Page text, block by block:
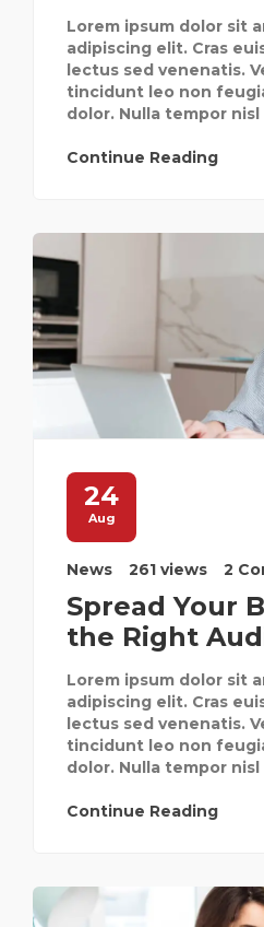
Lorem ipsum dolor sit
adipiscing elit. Cras
lectus sed venenatis.
tincidunt leo non
dolor. Nulla tempor nisl
Continue Reading
24
Aug
News 261 views 2
Spread Your
the Right
Lorem ipsum dolor sit
adipiscing elit. Cras
lectus sed venenatis.
tincidunt leo non
dolor. Nulla tempor nisl
Continue Reading